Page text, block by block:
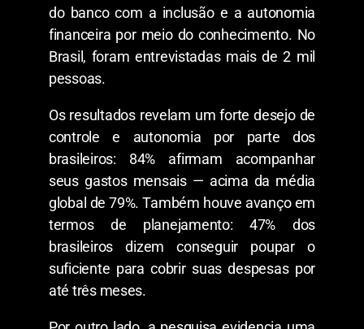
do banco com a inclusão e a autonomia
financeira por meio do conhecimento. No
Brasil, foram entrevistadas mais de 2 mil
pessoas.
Os resultados revelam um forte desejo de
controle e autonomia por parte dos
brasileiros: 84% afirmam acompanhar
seus gastos mensais — acima da média
global de 79%. Também houve avanço em
termos de planejamento: 47% dos
brasileiros dizem conseguir poupar o
suficiente para cobrir suas despesas por
até três meses.